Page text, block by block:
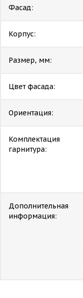
Фасад:
Корпус:
Размер, мм:
Цвет фасада:
Ориентация:
Комплектация
гарнитура:
Дополнительная
информация: